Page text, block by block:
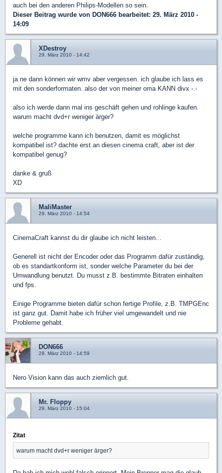
auch bei den anderen Philips-Modellen so sein.
Dieser Beitrag wurde von DON666 bearbeitet: 29. März 2010 -
14:09
XDestroy
29. März 2010 - 14:42
ja ne dann können wir wmv aber vergessen. ich glaube ich lass es
mit den sonderformaten. also der von meiner oma KANN divx -.-
also ich werde dann mal ins geschäft gehen und rohlinge kaufen.
warum macht dvd+r weniger ärger?
welche programme kann ich benutzen, damit es möglichst
kompatibel ist? dachte erst an diesen cinema craft, aber ist der
kompatibel genug?
danke & gruß
XD
MaliMaster
29. März 2010 - 14:54
CinemaCraft kannst du dir glaube ich nicht leisten...
Generell ist nicht der Encoder oder das Programm dafür zuständig,
ob es standartkonform ist, sonder welche Parameter du bei der
Umwandlung benutzt. Du musst z.B. bestimmte Bitraten einhalten
und fps.
Einige Programme bieten dafür schon fertige Profile, z.B. TMPGEnc
ist ganz gut. Damit habe ich früher viel umgewandelt und nie
Probleme gehabt.
DON666
29. März 2010 - 14:59
Nero Vision kann das auch ziemlich gut.
Mr. Floppy
29. März 2010 - 15:04
Zitat
warum macht dvd+r weniger ärger?